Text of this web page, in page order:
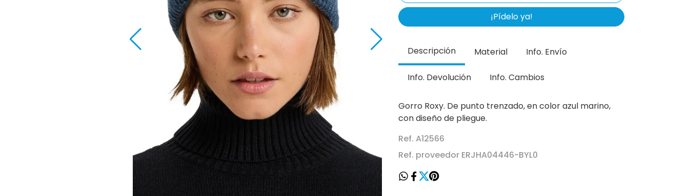
¡Pídelo ya!
Descripción Material Info. Envío
Info. Devolución Info. Cambios
Gorro Roxy. De punto trenzado, en color azul marino,
con diseño de pliegue.
Ref. A12566
Ref. proveedor ERJHA04446-BYL0